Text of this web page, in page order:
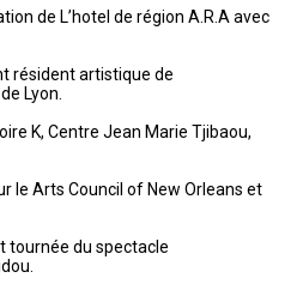
de L’hotel de région A.R.A avec
résident artistique de
Lyon.
K, Centre Jean Marie Tjibaou,
le Arts Council of New Orleans et
tournée du spectacle